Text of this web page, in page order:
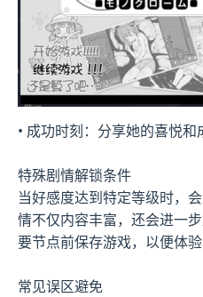
• 成功时刻：分享她的喜悦和
特殊剧情解锁条件
当好感度达到特定等级时，
情不仅内容丰富，还会进一
要节点前保存游戏，以便体验
常见误区避免